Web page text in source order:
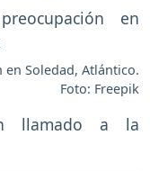
Soledad, Atlántico.
Foto: Freepik
llamado a la